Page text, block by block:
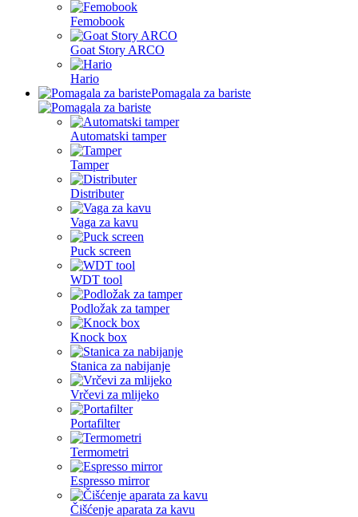
Femobook
Goat Story ARCO
Hario
Pomagala za bariste
Automatski tamper
Tamper
Distributer
Vaga za kavu
Puck screen
WDT tool
Podložak za tamper
Knock box
Stanica za nabijanje
Vrčevi za mlijeko
Portafilter
Termometri
Espresso mirror
Čišćenje aparata za kavu